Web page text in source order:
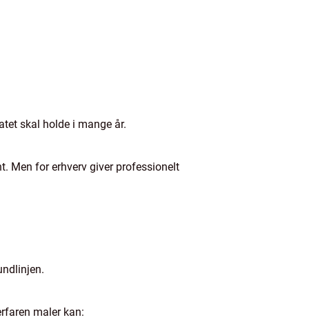
skal holde i mange år.
Men for erhverv giver professionelt
maler kan: